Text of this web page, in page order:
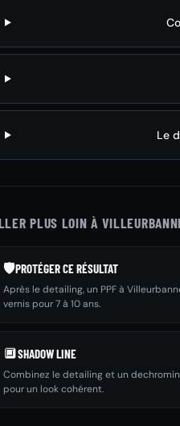
Le
PLUS LOIN À
🛡️PROTÉGER CE RÉSULTAT
Après le detailing, un PPF à
vernis pour 7 à 10 ans.
🔲SHADOW LINE
Combinez le detailing et un
pour un look cohérent.